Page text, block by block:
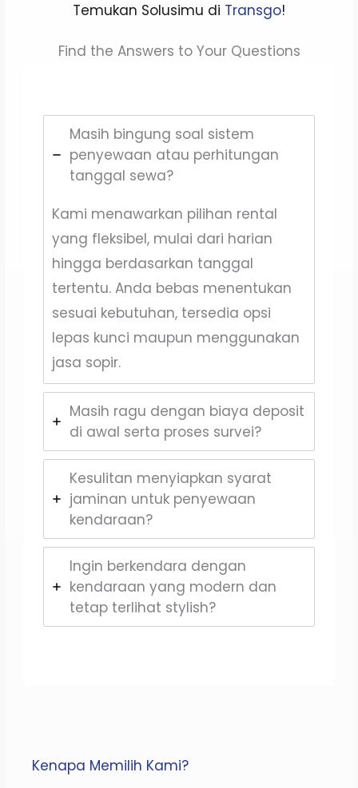
Temukan Solusimu di Transgo!
Find the Answers to Your Questions
Masih bingung soal sistem
penyewaan atau perhitungan
tanggal sewa?
Kami menawarkan pilihan rental
yang fleksibel, mulai dari harian
hingga berdasarkan tanggal
tertentu. Anda bebas menentukan
sesuai kebutuhan, tersedia opsi
lepas kunci maupun menggunakan
jasa sopir.
Masih ragu dengan biaya deposit
di awal serta proses survei?
Kesulitan menyiapkan syarat
jaminan untuk penyewaan
kendaraan?
Ingin berkendara dengan
kendaraan yang modern dan
tetap terlihat stylish?
Kenapa Memilih Kami?